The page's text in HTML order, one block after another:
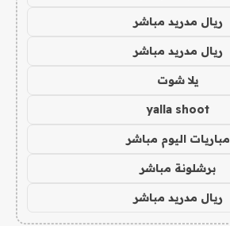
ريال مدريد مباشر
ريال مدريد مباشر
يلا شوت
yalla shoot
مباريات اليوم مباشر
برشلونة مباشر
ريال مدريد مباشر